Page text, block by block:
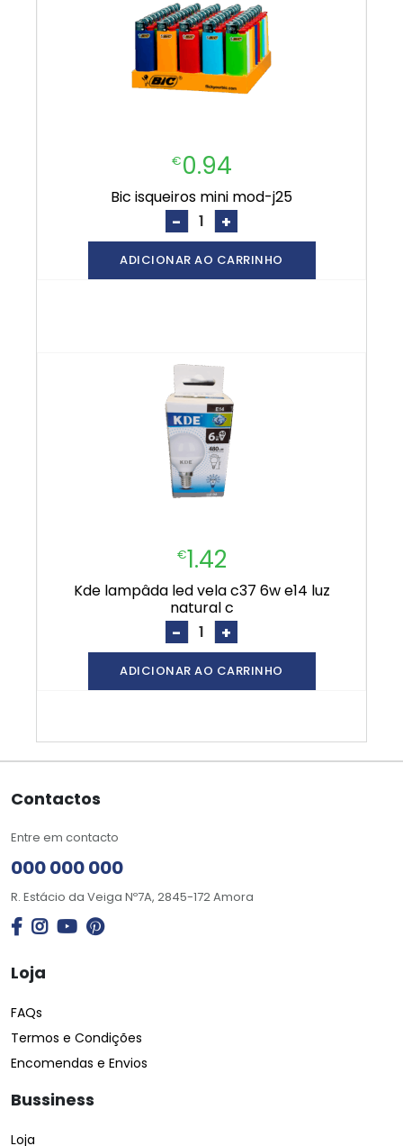
€0.94
bic isqueiros mini mod-j25
- +
ADICIONAR AO CARRINHO
€1.42
kde lampâda led vela c37 6w e14 luz
natural c
- +
ADICIONAR AO CARRINHO
Contactos
Entre em contacto
000 000 000
R. Estácio da Veiga Nº7A, 2845-172 Amora
Loja
FAQs
Termos e Condições
Encomendas e Envios
Bussiness
Loja